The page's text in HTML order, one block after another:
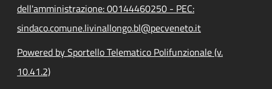
dell'amministrazione: 00144460250 - PEC:
sindaco.comune.livinallongo.bl@pecveneto.it
Powered by Sportello Telematico Polifunzionale (v.
10.41.2)